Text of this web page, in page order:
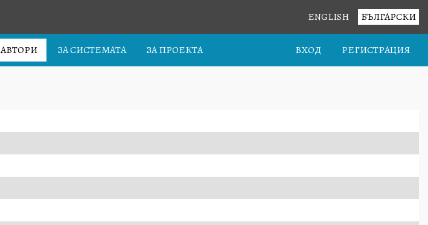
БЪЛГАРСКИ
ENGLISH
АВТОРИ ЗА СИСТЕМАТА ЗА ПРОЕКТА ВХОД РЕГИСТРАЦИЯ